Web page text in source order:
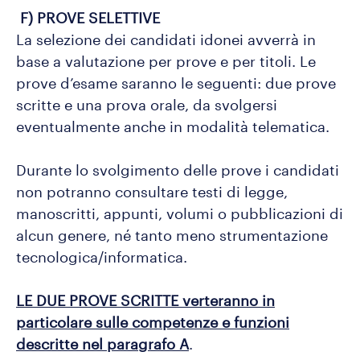
F) PROVE SELETTIVE
La selezione dei candidati idonei avverrà in
base a valutazione per prove e per titoli. Le
prove d’esame saranno le seguenti: due prove
scritte e una prova orale, da svolgersi
eventualmente anche in modalità telematica.
Durante lo svolgimento delle prove i candidati
non potranno consultare testi di legge,
manoscritti, appunti, volumi o pubblicazioni di
alcun genere, né tanto meno strumentazione
tecnologica/informatica.
LE DUE PROVE SCRITTE verteranno in
particolare sulle competenze e funzioni
descritte nel paragrafo A.